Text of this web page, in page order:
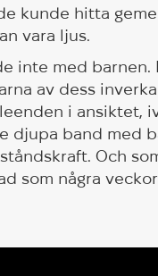
kunde hitta
vara ljus.
inte med barnen.
av dess
i ansiktet,
djupa band med
Och
som några